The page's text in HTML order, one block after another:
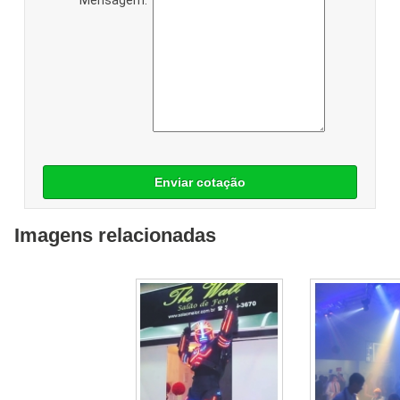
Enviar cotação
Imagens relacionadas